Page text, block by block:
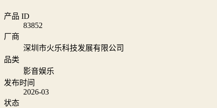
产品 ID
83852
厂商
深圳市火乐科技发展有限公司
品类
影音娱乐
发布时间
2026-03
状态